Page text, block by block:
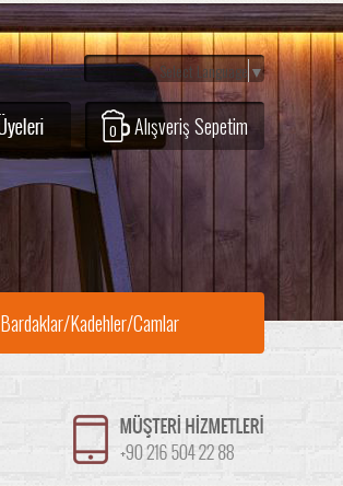
Alışveriş Sepetim
0
Select Language ▼
Bardaklar/Kadehler/Camlar